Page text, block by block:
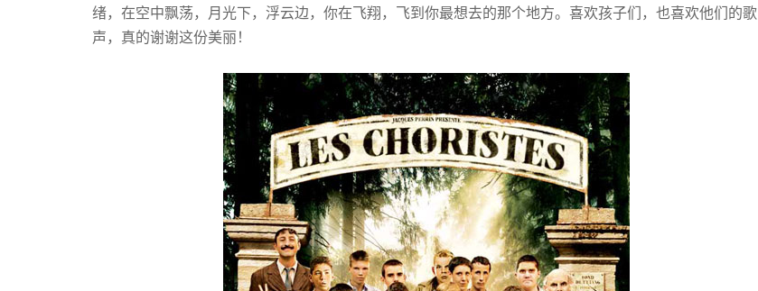
绪，在空中飘荡，月光下，浮云边，你在飞翔，飞到你最想去的那个地方。喜欢孩子们，也喜欢他们的歌
声，真的谢谢这份美丽！